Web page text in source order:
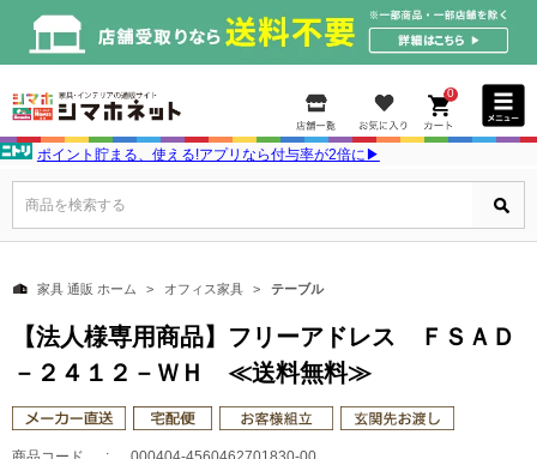
0
ポイント貯まる、使える!アプリなら付与率が2倍に▶
商品を検索する
家具 通販 ホーム オフィス家具 テーブル
【法人様専用商品】フリーアドレス ＦＳＡＤ
－２４１２－ＷＨ ≪送料無料≫